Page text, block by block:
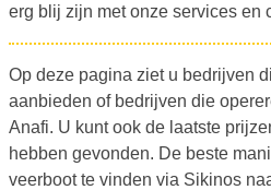
erg blij zijn met onze services en
Op deze pagina ziet u bedrijven
aanbieden of bedrijven die
Anafi. U kunt ook de laatste
hebben gevonden. De beste
veerboot te vinden via Sikinos